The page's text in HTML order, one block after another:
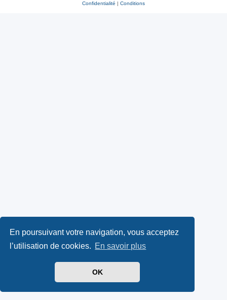
En poursuivant votre navigation, vous acceptez
l’utilisation de cookies. En savoir plus
OK
Confidentialité | Conditions